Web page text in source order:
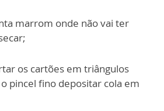
marrom onde não vai ter
os cartões em triângulos
pincel fino depositar cola em